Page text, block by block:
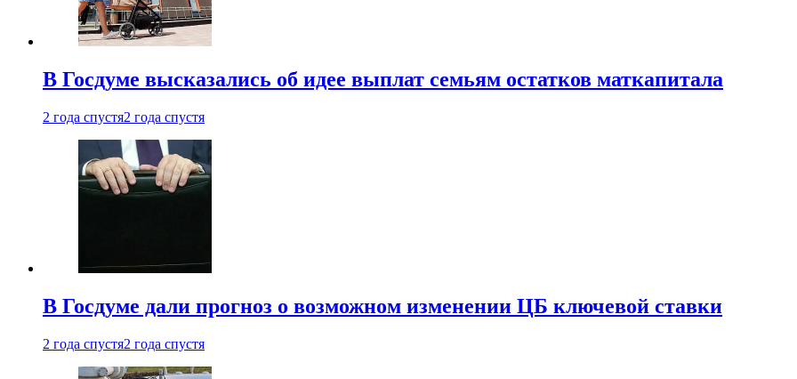
В Госдуме высказались об идее выплат семьям остатков маткапитала
2 года спустя2 года спустя
В Госдуме дали прогноз о возможном изменении ЦБ ключевой ставки
2 года спустя2 года спустя